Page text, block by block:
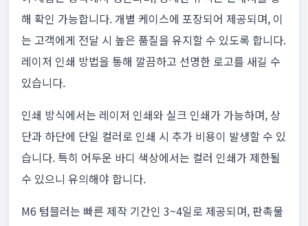
해 확인 가능합니다. 개별 케이스에 포장되어 제공되며, 이
는 고객에게 전달 시 높은 품질을 유지할 수 있도록 합니다.
레이저 인쇄 방법을 통해 깔끔하고 선명한 로고를 새길 수
있습니다.
인쇄 방식에서는 레이저 인쇄와 실크 인쇄가 가능하며, 상
단과 하단에 단일 컬러로 인쇄 시 추가 비용이 발생할 수 있
습니다. 특히 어두운 바디 색상에서는 컬러 인쇄가 제한될
수 있으니 유의해야 합니다.
M6 텀블러는 빠른 제작 기간인 3~4일로 제공되며, 판촉물